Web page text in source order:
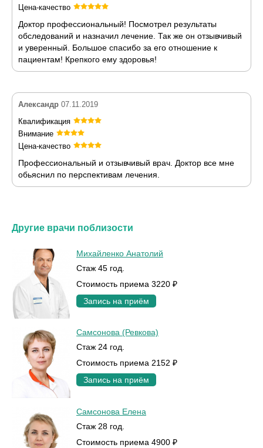
Цена-качество
Доктор профессиональный! Посмотрел результаты
обследований и назначил лечение. Так же он отзывчивый
и уверенный. Большое спасибо за его отношение к
пациентам! Крепкого ему здоровья!
Александр 07.11.2019
Квалификация
Внимание
Цена-качество
Профессиональный и отзывчивый врач. Доктор все мне
обьяснил по перспективам лечения.
Другие врачи поблизости
Михайленко Анатолий
Стаж 45 год.
Стоимость приема 3220 ₽
Запись на приём
Самсонова (Ревкова)
Стаж 24 год.
Стоимость приема 2152 ₽
Запись на приём
Самсонова Елена
Стаж 28 год.
Стоимость приема 4900 ₽